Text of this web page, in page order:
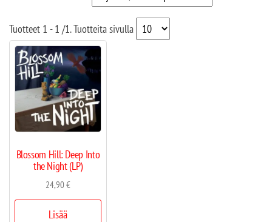
Tuotteet 1 - 1 /1. Tuotteita sivulla
Blossom Hill: Deep Into
the Night (LP)
24,90€
Lisää